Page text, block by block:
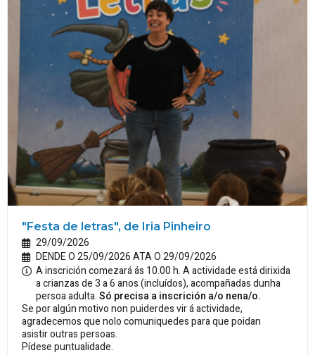
"Festa de letras", de Iria Pinheiro
29/09/2026
DENDE O 25/09/2026 ATA O 29/09/2026
A inscrición comezará ás 10.00 h. A actividade está dirixida
a crianzas de 3 a 6 anos (incluídos), acompañadas dunha
persoa adulta.Só precisa a inscrición a/o nena/o.
Se por algún motivo non puiderdes vir á actividade,
agradecemos que nolo comuniquedes para que poidan
asistir outras persoas.
Pídese puntualidade.